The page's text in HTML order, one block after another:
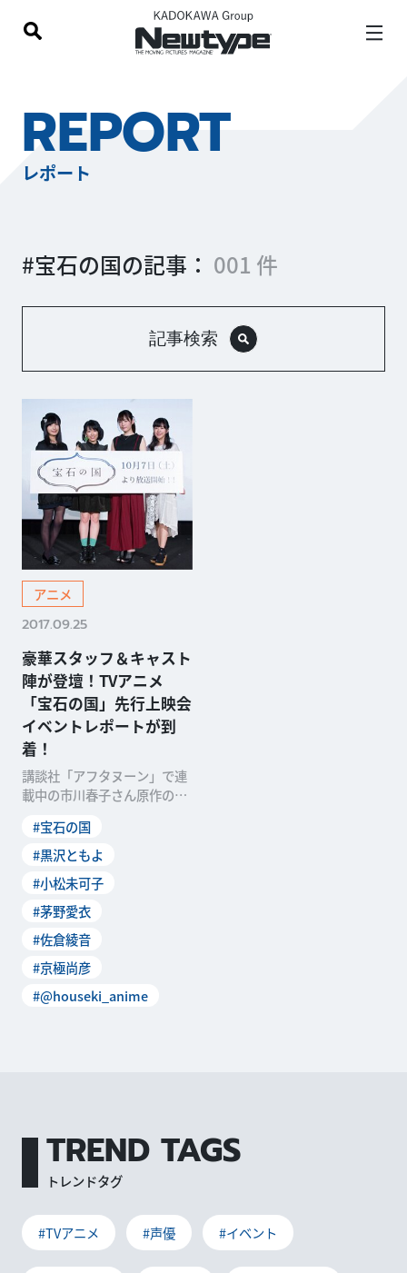
REPORT
レポート
#宝石の国の記事： 001 件
記事検索
アニメ
2017.09.25
豪華スタッフ＆キャスト
陣が登壇！TVアニメ
「宝石の国」先行上映会
イベントレポートが到
着！
講談社「アフタヌーン」で連
載中の市川春子さん原作の人
月7日(土)より、T
#宝石の国
#黒沢ともよ
#小松未可子
#茅野愛衣
#佐倉綾音
#京極尚彦
#@houseki_anime
TREND TAGS
トレンドタグ
#TVアニメ #声優 #イベント